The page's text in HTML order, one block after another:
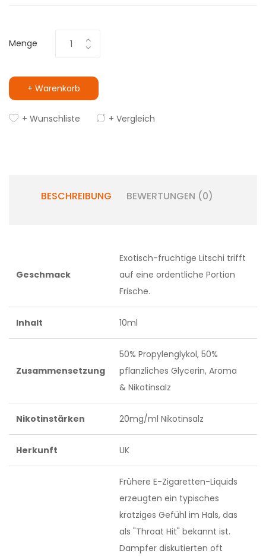
Menge
+ Warenkorb
+ Wunschliste + Vergleich
BESCHREIBUNG BEWERTUNGEN (0)
Geschmack
Exotisch-fruchtige Litschi trifft
auf eine ordentliche Portion
Frische.
Inhalt 10ml
Zusammensetzung
50% Propylenglykol, 50%
pflanzliches Glycerin, Aroma
& Nikotinsalz
Nikotinstärken 20mg/ml Nikotinsalz
Herkunft UK
Frühere E-Zigaretten-Liquids
erzeugten ein typisches
kratziges Gefühl im Hals, das
als "Throat Hit" bekannt ist.
Dampfer diskutierten oft